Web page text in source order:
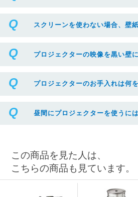
スクリーンを使わない場合、壁
プロジェクターの映像を黒い壁
プロジェクターのお手入れは何
昼間にプロジェクターを使うに
この商品を見た人は、
こちらの商品も見ています。